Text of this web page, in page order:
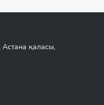
Астана қаласы,